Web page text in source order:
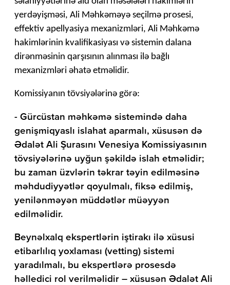
yerdəyişməsi, Ali Məhkəməyə seçilmə prosesi,
effektiv apellyasiya mexanizmləri, Ali Məhkəmə
hakimlərinin kvalifikasiyası və sistemin dalana
dirənməsinin qarşısının alınması ilə bağlı
mexanizmləri əhatə etməlidir.
Komissiyanın tövsiyələrinə görə:
- Gürcüstan məhkəmə sistemində daha
genişmiqyaslı islahat aparmalı, xüsusən də
Ədalət Ali Şurasını Venesiya Komissiyasının
tövsiyələrinə uyğun şəkildə islah etməlidir;
bu zaman üzvlərin təkrar təyin edilməsinə
məhdudiyyətlər qoyulmalı, fiksə edilmiş,
yenilənməyən müddətlər müəyyən
edilməlidir.
Beynəlxalq ekspertlərin iştirakı ilə xüsusi
etibarlılıq yoxlaması (vetting) sistemi
yaradılmalı, bu ekspertlərə prosesdə
həlledici rol verilməlidir – xüsusən Ədalət Ali